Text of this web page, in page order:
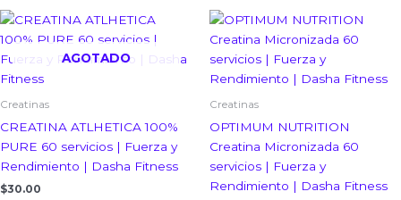
AGOTADO
Creatinas
CREATINA ATLHETICA 100%
PURE 60 servicios | Fuerza y
Rendimiento | Dasha Fitness
$30.00
Creatinas
OPTIMUM NUTRITION
Creatina Micronizada 60
servicios | Fuerza y
Rendimiento | Dasha Fitness